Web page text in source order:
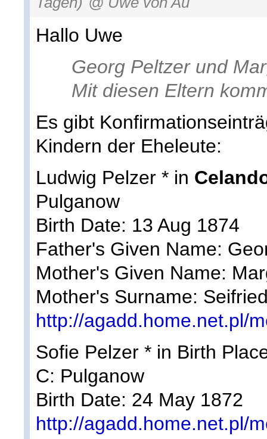
Hallo Uwe
Georg Peltzer und
Mit diesen Eltern
Es gibt
Kindern der Eheleute:
Ludwig Pelzer * in
Pulganow
Birth Date: 13 Aug 1874
Father's Given Name:
Mother's Given Name:
Mother's Surname:
http://agadd.home.net.pl/
Sofie Pelzer * in Birth
C: Pulganow
Birth Date: 24 May 1872
http://agadd.home.net.pl/